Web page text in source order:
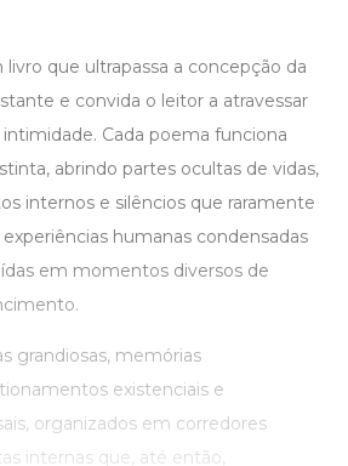
que ultrapassa a concepção da
e convida o leitor a atravessar
Cada poema funciona
abrindo partes ocultas de vidas,
internos e silêncios que raramente
humanas condensadas
em momentos diversos de
grandiosas, memórias
existenciais e
organizados em corredores
internas que, até então,